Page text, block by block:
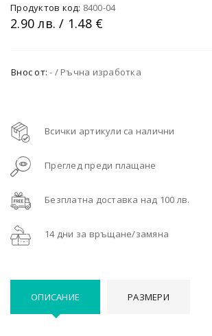
Продуктов код: 8400-04
2.90лв. / 1.48 €
Внос от: - / Ръчна изработка
Всички артикули са налични
Преглед преди плащане
Безплатна доставка над 100 лв.
14 дни за връщане/замяна
ОПИСАНИЕ РАЗМЕРИ